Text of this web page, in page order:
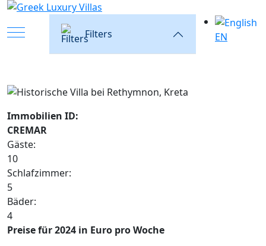
Mobile Menu Toggle
Filters EN
Immobilien ID:
CREMAR
Gäste:
10
Schlafzimmer:
5
Bäder:
4
Preise für 2024 in Euro pro Woche